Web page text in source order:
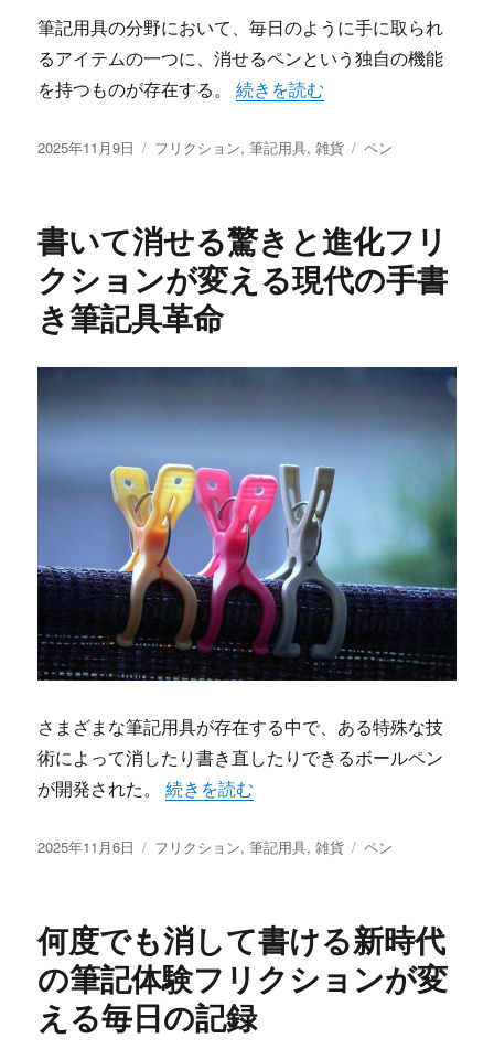
筆記用具の分野において、毎日のように手に取られ
るアイテムの一つに、消せるペンという独自の機能
を持つものが存在する。“フリクションが変える消せる
続きを読む
投
2025年11月9日
カ
ー
フリクション,筆記用具,雑貨
タ
ペン
書いて消せる驚きと進化フリ
クションが変える現代の手書
き筆記具革命
さまざまな筆記用具が存在する中で、ある特殊な技
術によって消したり書き直したりできるボールペン
が開発された。“書いて消せる驚きと進化フリクション
続きを読む
投
2025年11月6日
カ
ー
フリクション,筆記用具,雑貨
タ
ペン
何度でも消して書ける新時代
の筆記体験フリクションが変
える毎日の記録